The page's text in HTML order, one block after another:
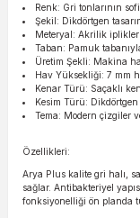
Renk: Gri tonlarının
Şekil: Dikdörtgen
Meteryal: Akrilik
Taban: Pamuk
Üretim Şekli: Makina
Hav Yüksekliği: 7 mm
Kenar Türü: Saçaklı
Kesim Türü:
Tema: Modern çizgiler
Özellikleri:
Arya Plus kalite gri halı,
sağlar. Antibakteriyel
fonksiyonelliği ön planda